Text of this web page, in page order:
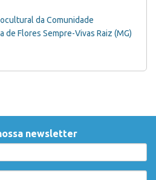
da Comunidade
de Flores Sempre-Vivas Raiz (MG)
newsletter